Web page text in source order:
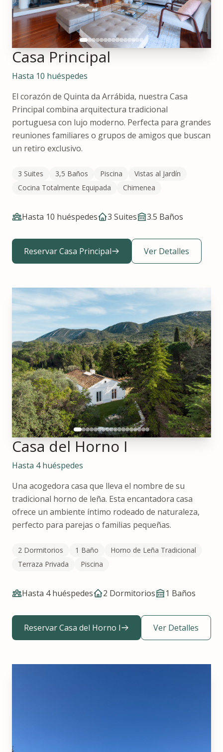
Casa Principal
Hasta 10 huéspedes
El corazón de Quinta da Arrábida, nuestra Casa
Principal combina arquitectura tradicional
portuguesa con lujo moderno. Perfecta para grandes
reuniones familiares o grupos de amigos que buscan
un retiro exclusivo.
3 Suites 3,5 Baños Piscina
Vistas al Jardín
Cocina Totalmente Equipada
Chimenea
Hasta 10 huéspedes 3 Suites 3.5 Baños
Reservar Casa Principal Ver Detalles
Casa del Horno I
Hasta 4 huéspedes
Una acogedora casa que lleva el nombre de su
tradicional horno de leña. Esta encantadora casa
ofrece un ambiente íntimo rodeado de naturaleza,
perfecto para parejas o familias pequeñas.
2 Dormitorios 1 Baño
Horno de Leña Tradicional
Terraza Privada
Piscina
Hasta 4 huéspedes 2 Dormitorios 1 Baños
Reservar Casa del Horno I Ver Detalles